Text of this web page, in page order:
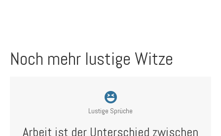
Noch mehr lustige Witze
Lustige Sprüche
Arbeit ist der Unterschied zwischen